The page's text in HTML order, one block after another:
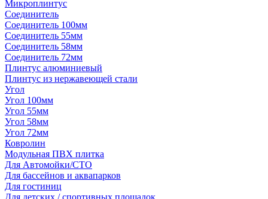
Микроплинтус
Соединитель
Соединитель 100мм
Соединитель 55мм
Соединитель 58мм
Соединитель 72мм
Плинтус алюминиевый
Плинтус из нержавеющей стали
Угол
Угол 100мм
Угол 55мм
Угол 58мм
Угол 72мм
Ковролин
Модульная ПВХ плитка
Для Автомойки/СТО
Для бассейнов и аквапарков
Для гостиниц
Для детских / спортивных площадок